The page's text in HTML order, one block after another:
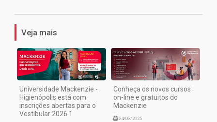
Veja mais
Universidade Mackenzie -
Higienópolis está com
inscrições abertas para o
Vestibular 2026.1
Conheça os novos cursos
on-line e gratuitos do
Mackenzie
24/03/2025